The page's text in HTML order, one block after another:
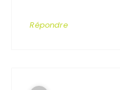
Répondre